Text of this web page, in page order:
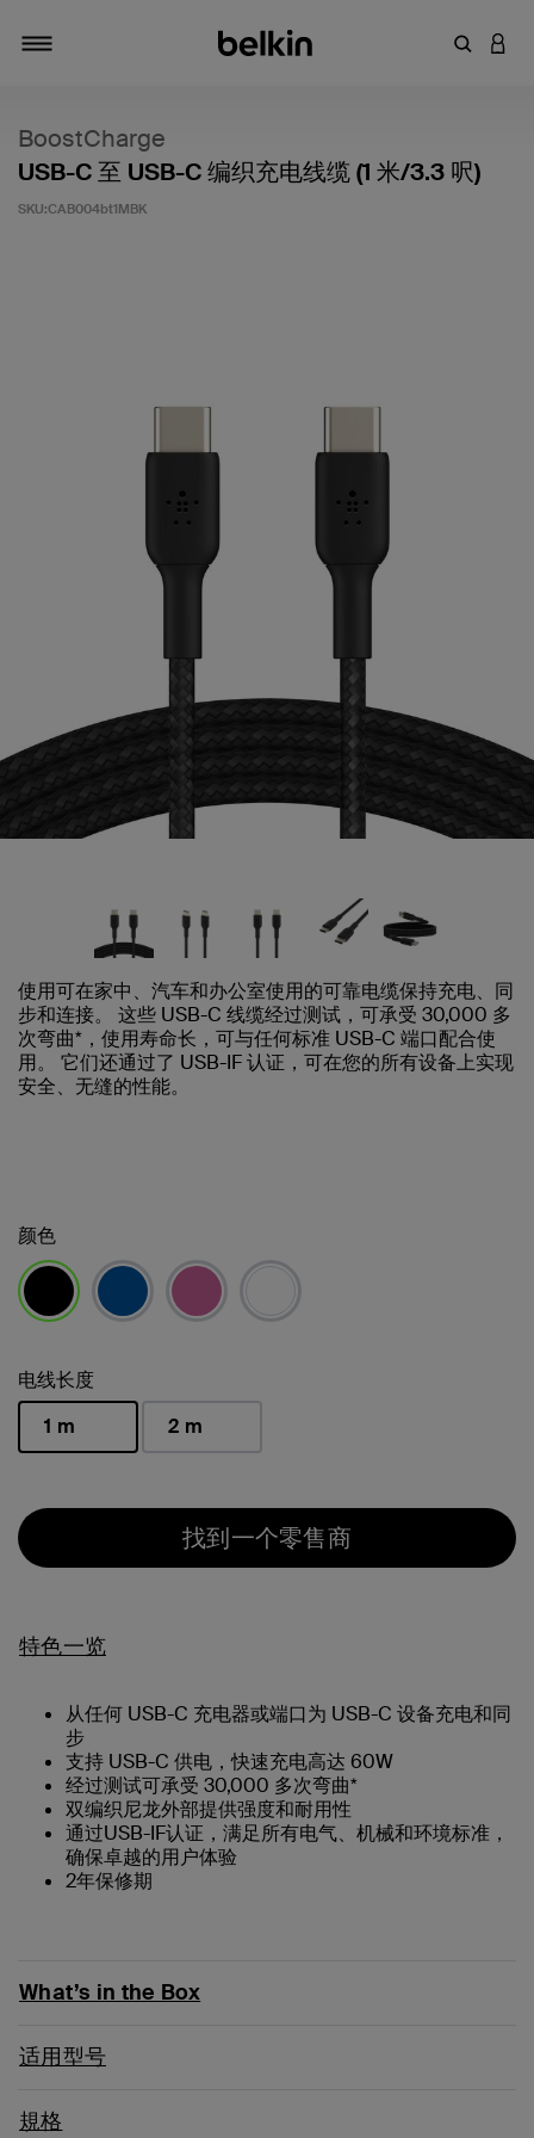
输入关键
登录
BoostCharge
USB-C 至 USB-C 编织充电线缆 (1 米/3.3 呎)
SKU:CAB004bt1MBK
使用可在家中、汽车和办公室使用的可靠电缆保持充电、同
步和连接。 这些 USB-C 线缆经过测试，可承受 30,000 多
次弯曲*，使用寿命长，可与任何标准 USB-C 端口配合使
用。 它们还通过了 USB-IF 认证，可在您的所有设备上实现
安全、无缝的性能。
颜色
电线长度
1 m
2 m
找到一个零售商
特色一览
从任何 USB-C 充电器或端口为 USB-C 设备充电和同
步
支持 USB-C 供电，快速充电高达 60W
经过测试可承受 30,000 多次弯曲*
双编织尼龙外部提供强度和耐用性
通过USB-IF认证，满足所有电气、机械和环境标准，
确保卓越的用户体验
2年保修期
What’s in the Box
适用型号
規格